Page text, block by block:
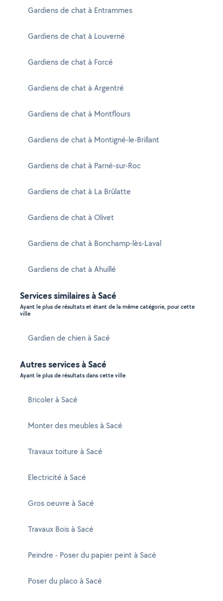
Gardiens de chat à Entrammes
Gardiens de chat à Louverné
Gardiens de chat à Forcé
Gardiens de chat à Argentré
Gardiens de chat à Montflours
Gardiens de chat à Montigné-le-Brillant
Gardiens de chat à Parné-sur-Roc
Gardiens de chat à La Brûlatte
Gardiens de chat à Olivet
Gardiens de chat à Bonchamp-lès-Laval
Gardiens de chat à Ahuillé
Services similaires à Sacé
Ayant le plus de résultats et étant de la même catégorie, pour cette
ville
Gardien de chien à Sacé
Autres services à Sacé
Ayant le plus de résultats dans cette ville
Bricoler à Sacé
Monter des meubles à Sacé
Travaux toiture à Sacé
Electricité à Sacé
Gros oeuvre à Sacé
Travaux Bois à Sacé
Peindre - Poser du papier peint à Sacé
Poser du placo à Sacé